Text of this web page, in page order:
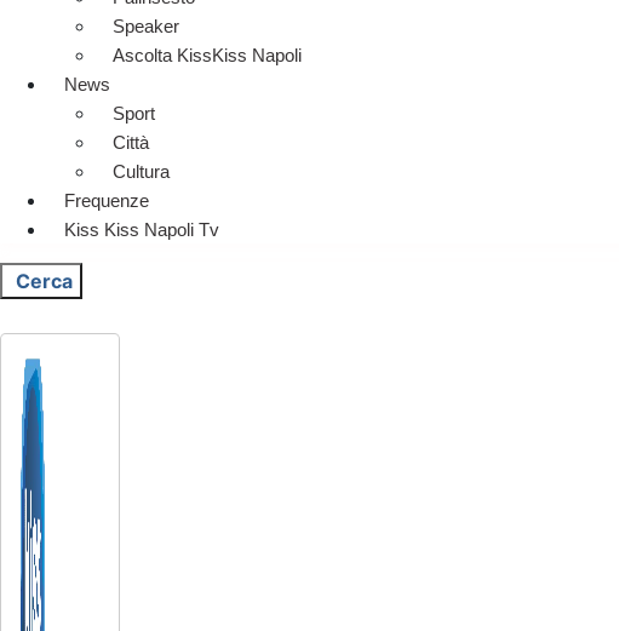
Speaker
Ascolta KissKiss Napoli
News
Sport
Città
Cultura
Frequenze
Kiss Kiss Napoli Tv
Cerca